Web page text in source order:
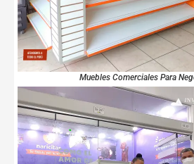
Muebles Comerciales Para